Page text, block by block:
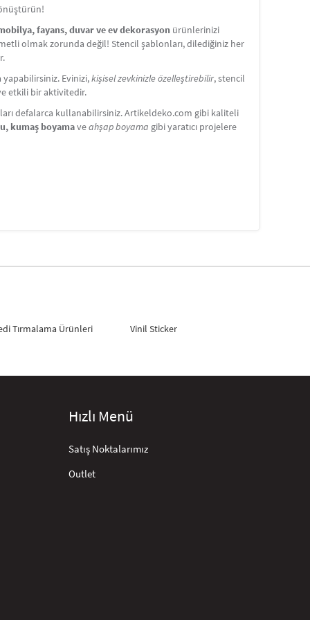
fayans, duvar ve ev dekorasyon ürünlerinizi
olmak zorunda değil! Stencil şablonları, dilediğiniz her
Evinizi,kişisel zevkinizle özelleştirebilir, stencil
etkili bir aktivitedir.
defalarca kullanabilirsiniz. Artikeldeko.com gibi kaliteli
kumaş boyamaveahşap boyama gibi yaratıcı projelere
Tırmalama Ürünleri Vinil Sticker
Hızlı Menü
Satış Noktalarımız
Outlet